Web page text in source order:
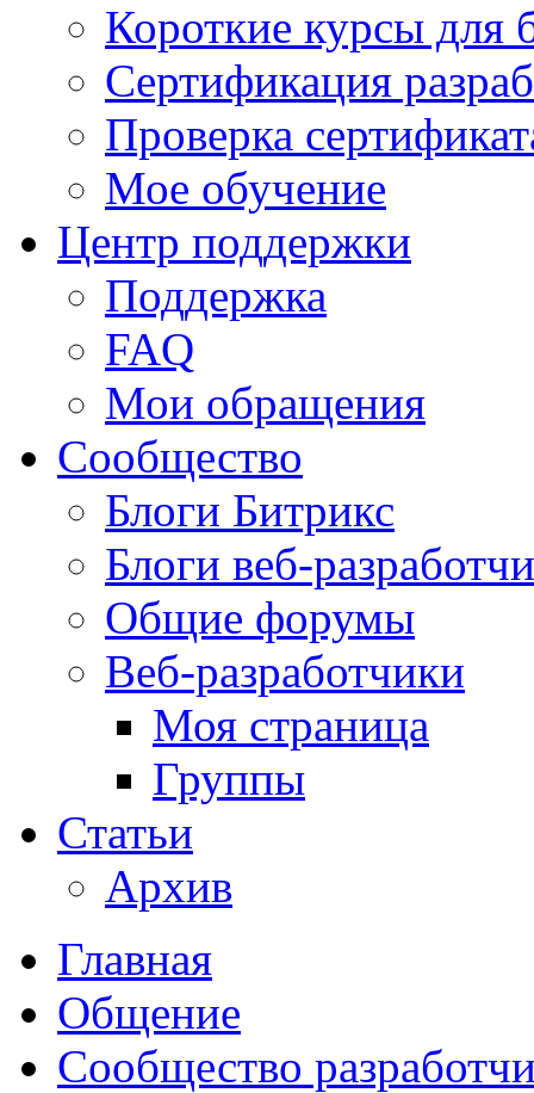
Короткие курсы для
Сертификация
Проверка
Мое обучение
Центр поддержки
Поддержка
FAQ
Мои обращения
Сообщество
Блоги Битрикс
Блоги веб-
Общие форумы
Веб-разработчики
Моя страница
Группы
Статьи
Архив
Главная
Общение
Сообщество